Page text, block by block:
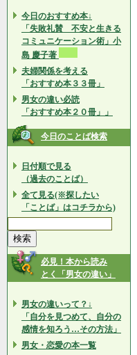
今日のおすすめ本↓
「失敗礼賛 不安と生きる
コミュニケーション術」小
島 慶子著
夫婦関係を考える
「おすすめ本３３冊」
男女の違い必読
「おすすめ本２０冊」」
今日のことば検索
日付順で見る
（過去のことば）
全て見る(※探したい
「ことば」はコチラから)
必見！本から読み
とく「男女の違い」
男女の違いって？↓
「自分を見つめて、自分の
感情を知ろう…その方法」
男女・恋愛の本一覧